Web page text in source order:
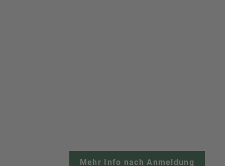
Mehr Info nach Anmeldung